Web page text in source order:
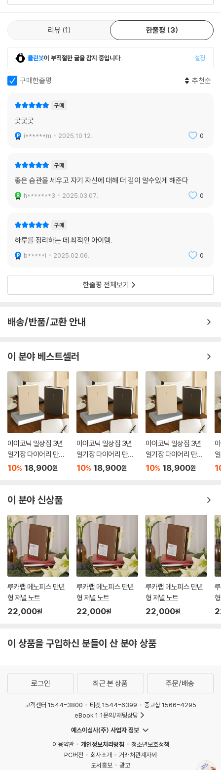
리뷰 1 한줄평 3
클린봇이 부적절한 글을 감지 중입니다. 설정
구매한줄평 추천순
구매
굿굿굿
i******m 2025.10.12. 0
구매
좋은 습관을 세우고 자기 자신에 대해 더 깊이 알수있게 해준다
h*******3 2025.03.07. 0
구매
하루를 정리하는 데 최적인 아이템.
b*****i 2025.02.06. 0
한줄평 전체보기
배송/반품/교환 안내
이 분야 베스트셀러
아이코닉 일상집 3년
일기장 다이어리 만년
감사일기
10% 18,900원
아이코닉 일상집 3년
일기장 다이어리 만년
감사일기
10% 18,900원
아이코닉 일상집 3년
일기장 다이어리 만년
감사일기
10% 18,900원
이 분야 신상품
루카랩 메노피스 만년
형 저널 노트
22,000원
루카랩 메노피스 만년
형 저널 노트
22,000원
루카랩 메노피스 만년
형 저널 노트
22,000원
이 상품을 구입하신 분들이 산 분야 상품
로그인 최근 본 상품 주문/배송
고객센터 1544-3800 티켓 1544-6399
중고샵 1566-4295
eBook 1:1문의/채팅상담
예스이십사(주) 사업자 정보
이용약관
개인정보처리방침
청소년보호정책
PC버전
회사소개
거래처관계자께
도서홍보
광고